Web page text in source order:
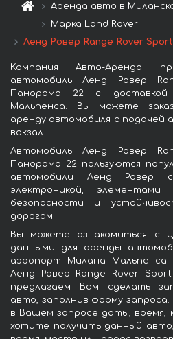
Аренда авто в
Марка Land Rover
Ленд Ровер Range Rover
Компания Авто-Аренда
автомобиль Ленд Ровер
Панорама 22 с
Мальпенса. Вы можете
аренду автомобиля с подачей
вокзал.
Автомобиль Ленд Ровер
Панорама 22 пользуются
автомобили Ленд Ровер
электроникой,
безопасности и
дорогам.
Вы можете ознакомиться с
данными для аренды
аэропорт Милана
Ленд Ровер Range Rover
предлагаем Вам сделать
авто, заполнив форму
в Вашем запросе даты, время,
хотите получить данный